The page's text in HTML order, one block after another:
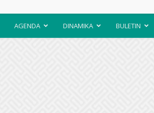
AGENDA DINAMIKA BULETIN